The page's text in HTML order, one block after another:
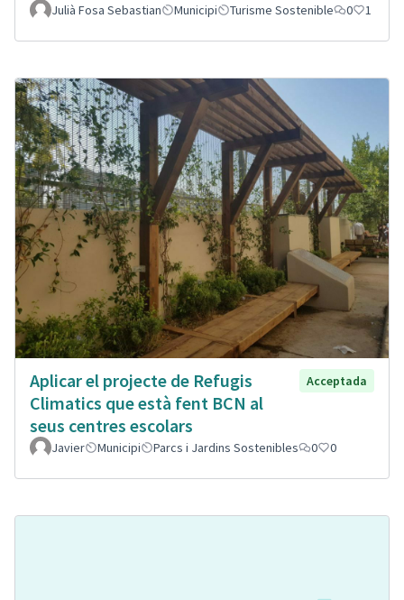
Julià Fosa Sebastian Municipi Turisme Sostenible 0 1
Aplicar el projecte de Refugis
Climatics que està fent BCN al
seus centres escolars
Acceptada
Javier Municipi Parcs i Jardins Sostenibles 0 0